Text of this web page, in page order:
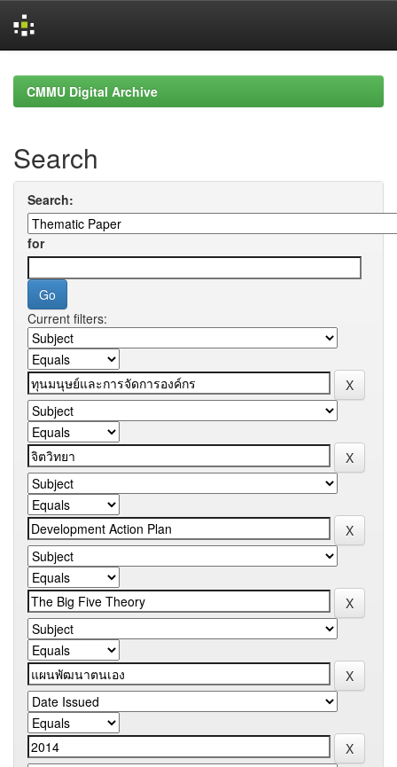
navigationCMMU Digital Archive
Search
Search:
for
Current filters: